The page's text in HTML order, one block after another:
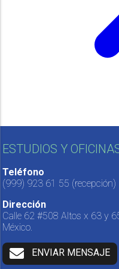
ESTUDIOS Y
Teléfono
(999) 923 61 55 (recepción)
Dirección
Calle 62 #508 Altos x 63 y
México.
ENVIAR MENSAJE